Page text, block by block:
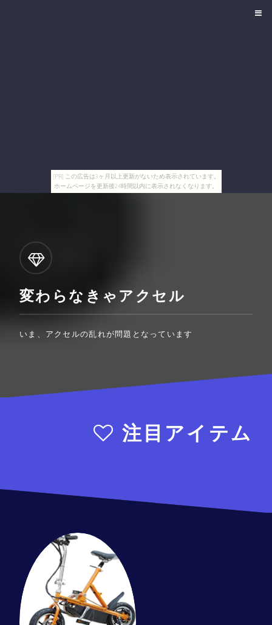
[PR] この広告は3ヶ月以上更新がないため表示されています。
ホームページを更新後24時間以内に表示されなくなります。
変わらなきゃアクセル
いま、アクセルの乱れが問題となっています
注目アイテム